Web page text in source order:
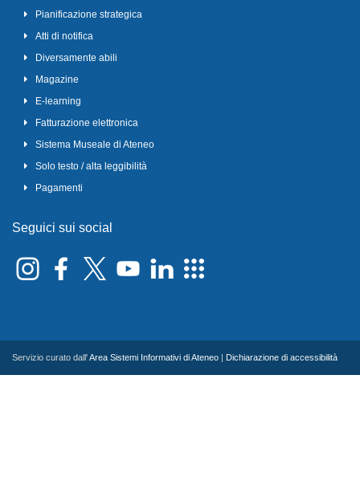
Pianificazione strategica
Atti di notifica
Diversamente abili
Magazine
E-learning
Fatturazione elettronica
Sistema Museale di Ateneo
Solo testo / alta leggibilità
Pagamenti
Seguici sui social
Servizio curato dall'Area Sistemi Informativi di Ateneo | Dichiarazione di accessibilità